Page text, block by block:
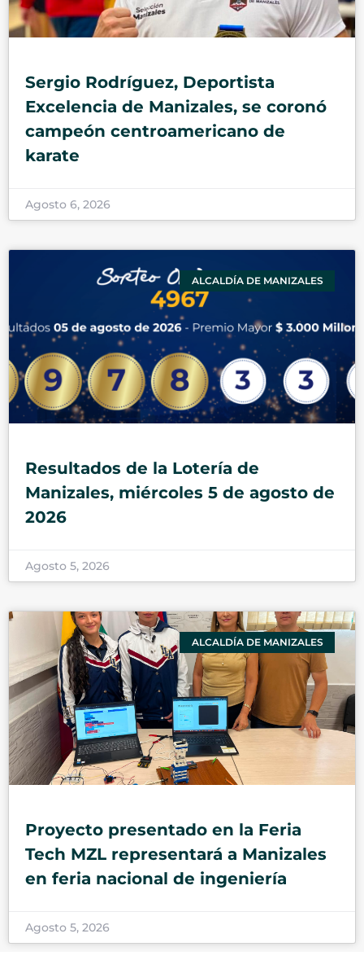
Sergio Rodríguez, Deportista
Excelencia de Manizales, se coronó
campeón centroamericano de
karate
Agosto 6, 2026
ALCALDÍA DE MANIZALES
Resultados de la Lotería de
Manizales, miércoles 5 de agosto de
2026
Agosto 5, 2026
ALCALDÍA DE MANIZALES
Proyecto presentado en la Feria
Tech MZL representará a Manizales
en feria nacional de ingeniería
Agosto 5, 2026